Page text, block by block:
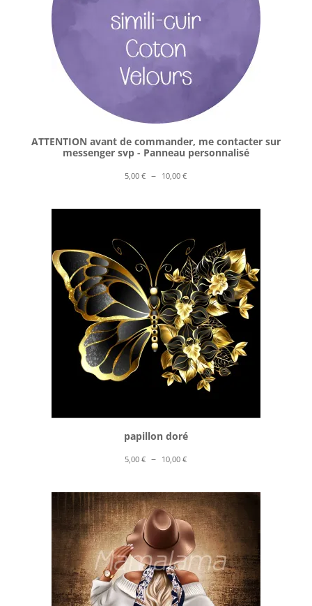
ATTENTION avant de commander, me contacter sur
messenger svp - Panneau personnalisé
5,00€ – 10,00€Plage
prix :
à
10,00 €
papillon doré
5,00€ – 10,00€Plage
prix :
5,00 €
à
10,00 €